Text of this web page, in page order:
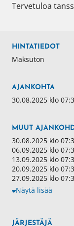
HINTATIEDOT
Maksuton
AJANKOHTA
30.08.2025 klo
MUUT
30.08.2025 klo
06.09.2025 klo
13.09.2025 klo
20.09.2025 klo
27.09.2025 klo
Näytä lisää
JÄRJESTÄJÄ